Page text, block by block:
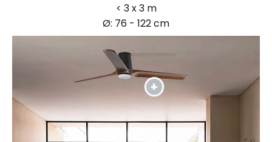
< 3 x 3 m
Ø: 76 - 122 cm